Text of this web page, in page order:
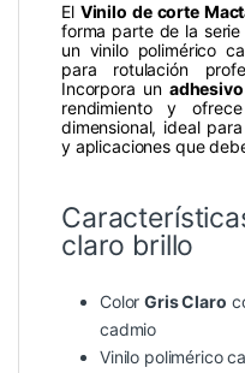
El Vinilo de corte
forma parte de la
un vinilo polimérico
para rotulación
Incorpora un
rendimiento y
dimensional, ideal
y aplicaciones que
claro brillo
ColorGris Claro
cadmio
Vinilo polimérico